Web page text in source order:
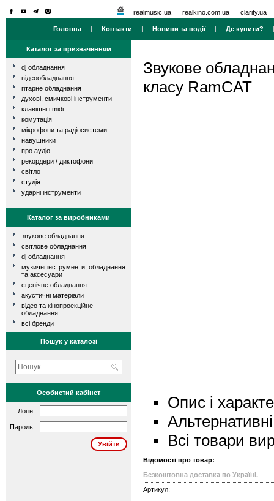
realmusic.ua realkino.com.ua clarity.ua
Головна | Контакти | Новини та події| Де купити?
Каталог за призначенням
dj обладнання
відеообладнання
гітарне обладнання
духові, смичкові інструменти
клавішні і midi
комутація
мікрофони та радіосистеми
навушники
про аудіо
рекордери / диктофони
світло
студія
ударні інструменти
Каталог за виробниками
звукове обладнання
світлове обладнання
dj обладнання
музичні інструменти, обладнання
та аксесуари
сценічне обладнання
акустичні матеріали
відео та кінопроекційне
обладнання
всі бренди
Пошук у каталозі
Особистий кабінет
Логін:
Пароль:
Звукове
класу RamCAT
Опис і
Всі товари
Відомості про товар:
Безкоштовна доставка по Україні.
Артикул: